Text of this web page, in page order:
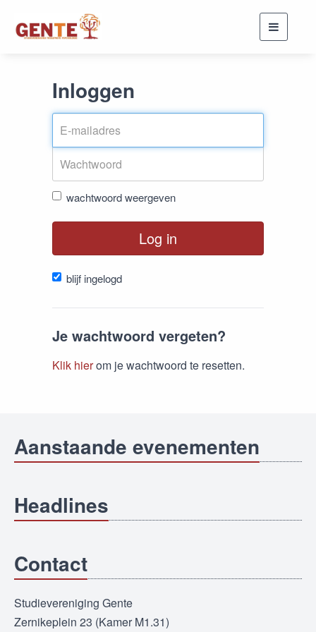
Toggle
Inloggen
wachtwoord weergeven
Log in
blijf ingelogd
Je wachtwoord vergeten?
Klik hierom je wachtwoord te resetten.
Aanstaande evenementen
Headlines
Contact
Studievereniging Gente
Zernikeplein 23 (Kamer M1.31)